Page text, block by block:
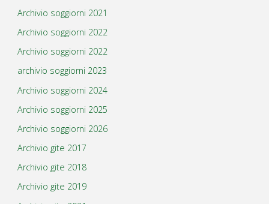
Archivio soggiorni 2021
Archivio soggiorni 2022
Archivio soggiorni 2022
archivio soggiorni 2023
Archivio soggiorni 2024
Archivio soggiorni 2025
Archivio soggiorni 2026
Archivio gite 2017
Archivio gite 2018
Archivio gite 2019